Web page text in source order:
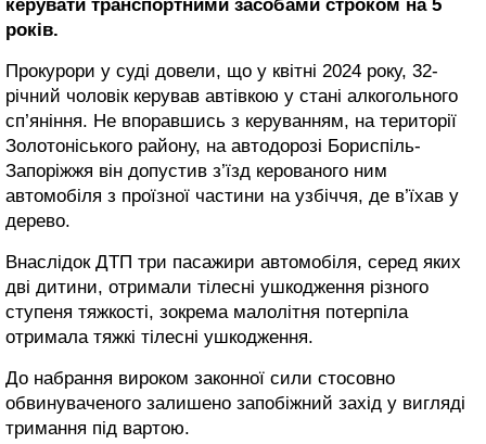
керувати транспортними засобами строком на 5
років.
Прокурори у суді довели, що у квітні 2024 року, 32-
річний чоловік керував автівкою у стані алкогольного
сп’яніння. Не впоравшись з керуванням, на території
Золотоніського району, на автодорозі Бориспіль-
Запоріжжя він допустив з’їзд керованого ним
автомобіля з проїзної частини на узбіччя, де в’їхав у
дерево.
Внаслідок ДТП три пасажири автомобіля, серед яких
дві дитини, отримали тілесні ушкодження різного
ступеня тяжкості, зокрема малолітня потерпіла
отримала тяжкі тілесні ушкодження.
До набрання вироком законної сили стосовно
обвинуваченого залишено запобіжний захід у вигляді
тримання під вартою.